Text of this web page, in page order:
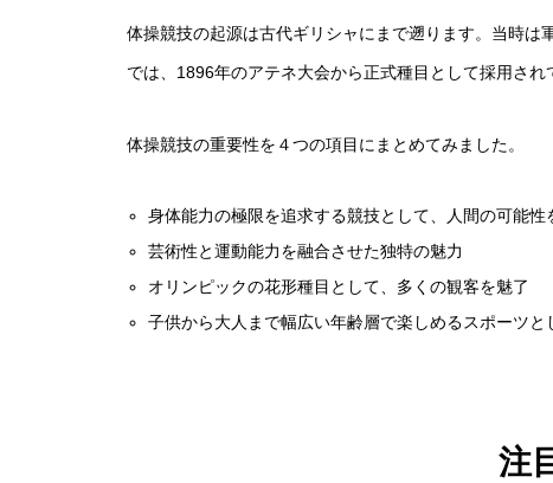
体操競技の起源は古代ギリシャにまで遡ります。当時は
では、1896年のアテネ大会から正式種目として採用され
体操競技の重要性を４つの項目にまとめてみました。
身体能力の極限を追求する競技として、人間の可能性
芸術性と運動能力を融合させた独特の魅力
オリンピックの花形種目として、多くの観客を魅了
子供から大人まで幅広い年齢層で楽しめるスポーツと
注